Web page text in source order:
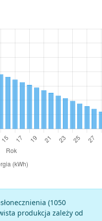
(1050
produkcja zależy od